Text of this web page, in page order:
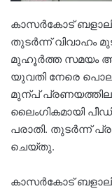
കാസർകോട്
തുടർന്ന് വിവാഹം
മുഹൂർത്ത സമയം
യുവതി നേരെ
മുന്പ്
ലൈംഗികമായി
പരാതി. തുടർന്ന്
ചെയ്തു.
കാസർകോട്